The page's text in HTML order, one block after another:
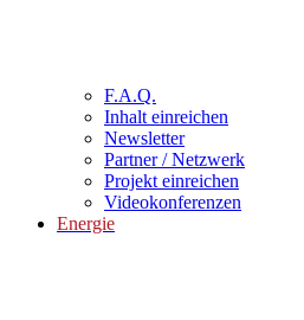
F.A.Q.
Inhalt einreichen
Newsletter
Partner / Netzwerk
Projekt einreichen
Videokonferenzen
Energie